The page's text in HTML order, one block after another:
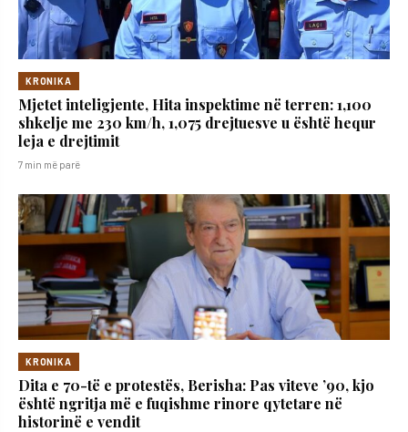
KRONIKA
Mjetet inteligjente, Hita inspektime në terren: 1,100
shkelje me 230 km/h, 1,075 drejtuesve u është hequr
leja e drejtimit
7 min më parë
KRONIKA
Dita e 70-të e protestës, Berisha: Pas viteve ’90, kjo
është ngritja më e fuqishme rinore qytetare në
historinë e vendit